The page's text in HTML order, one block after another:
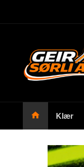
Klær